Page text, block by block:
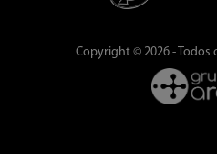
Copyright © 2026 - Todos